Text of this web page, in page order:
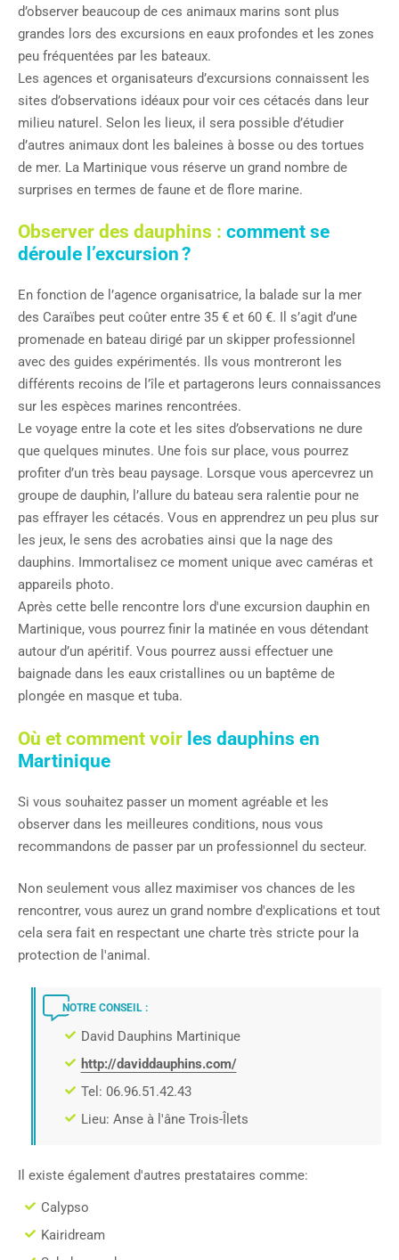
d’observer beaucoup de ces animaux marins sont plus
grandes lors des excursions en eaux profondes et les zones
peu fréquentées par les bateaux.
Les agences et organisateurs d’excursions connaissent les
sites d’observations idéaux pour voir ces cétacés dans leur
milieu naturel. Selon les lieux, il sera possible d’étudier
d’autres animaux dont les baleines à bosse ou des tortues
de mer. La Martinique vous réserve un grand nombre de
surprises en termes de faune et de flore marine.
Observer des dauphins : comment se
déroule l’excursion ?
En fonction de l’agence organisatrice, la balade sur la mer
des Caraïbes peut coûter entre 35 € et 60 €. Il s’agit d’une
promenade en bateau dirigé par un skipper professionnel
avec des guides expérimentés. Ils vous montreront les
différents recoins de l’île et partagerons leurs connaissances
sur les espèces marines rencontrées.
Le voyage entre la cote et les sites d’observations ne dure
que quelques minutes. Une fois sur place, vous pourrez
profiter d’un très beau paysage. Lorsque vous apercevrez un
groupe de dauphin, l’allure du bateau sera ralentie pour ne
pas effrayer les cétacés. Vous en apprendrez un peu plus sur
les jeux, le sens des acrobaties ainsi que la nage des
dauphins. Immortalisez ce moment unique avec caméras et
appareils photo.
Après cette belle rencontre lors d'une excursion dauphin en
Martinique, vous pourrez finir la matinée en vous détendant
autour d’un apéritif. Vous pourrez aussi effectuer une
baignade dans les eaux cristallines ou un baptême de
plongée en masque et tuba.
Où et comment voir les dauphins en
Martinique
Si vous souhaitez passer un moment agréable et les
observer dans les meilleures conditions, nous vous
recommandons de passer par un professionnel du secteur.
Non seulement vous allez maximiser vos chances de les
rencontrer, vous aurez un grand nombre d'explications et tout
cela sera fait en respectant une charte très stricte pour la
protection de l'animal.
NOTRE CONSEIL :
David Dauphins Martinique
http://daviddauphins.com/
Tel: 06.96.51.42.43
Lieu: Anse à l'âne Trois-Îlets
Il existe également d'autres prestataires comme:
Calypso
Kairidream